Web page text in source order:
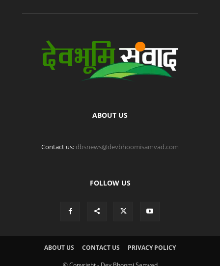
ABOUT US
Contact us: dbsnews@devbhoomisamvad.com
FOLLOW US
ABOUT US CONTACT US PRIVACY POLICY